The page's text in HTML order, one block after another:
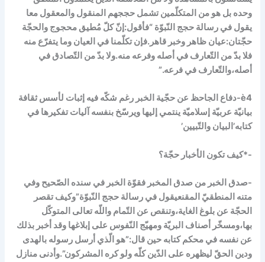
وحده بل هو من المتكلّمين تشمل حججهم المنقول والمعقول معا
يقول في رسالة حجج النّبوّة “فأقول:إنّ كلّ مُطيق محجوج والحجّة
حجّتان:عيان ظاهر وخبر قاهر.فإن تكلّمنا في العيان وما يتفرّع منه
فلا بدّ من التّعارف في أصله وفرعه منه.ولا بدّ من التّصادق في
أصله،والتّعارف في فرعه.”
è4-دفاع الجاحظ عن حجّية الخبر رغم شكّه فيه إثبات لأسس ثقافة
بيانيّة عربيّة إسلاميّة ينتمي إليها ويرسّخ بنفسه آليات تفكيرها في
كتابه’البيان والتّبيين’
-*كيف تكون الأخبار حجّة؟
-صدق الخبر من صدق المخبر فقوّة الخبر في سنده الصّحيح وفي
متنه المنطقيّ المقنعيقول في رسالة حجج النّبوّة”وكيف تقصر
الحجّة عن بلوغ الغاية،وتنقص عن التّمام واللّه تعالى المتوكّل
بها،ومسخّر أصناف البريّة ومهيّج النّفوس على إبلاغها وقد أخبر بذلك
عن نفسه في محكم كتابه حين قال:”هو الّذي أرسل رسوله بالهدى
ودين الحقّ ليظهره على الدّين كلّه ولو كره المشركون”.وأدنى منازل